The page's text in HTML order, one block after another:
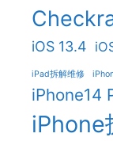
iOS 13.4
iPad拆解维修
iPhone14
iPhone